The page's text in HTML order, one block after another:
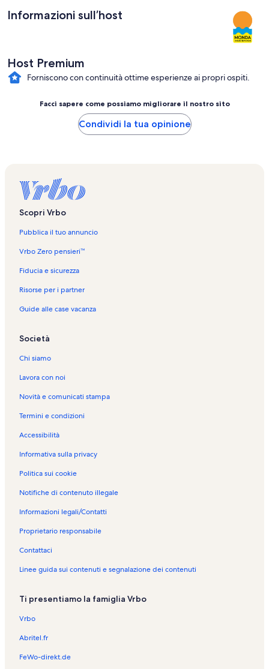
Informazioni sull’host
Host Premium
Forniscono con continuità ottime esperienze ai propri ospiti.
Facci sapere come possiamo migliorare il nostro sito
Condividi la tua opinione
Scopri Vrbo
Pubblica il tuo annuncio
Vrbo Zero pensieri™
Fiducia e sicurezza
Risorse per i partner
Guide alle case vacanza
Società
Chi siamo
Lavora con noi
Novità e comunicati stampa
Termini e condizioni
Accessibilità
Informativa sulla privacy
Politica sui cookie
Notifiche di contenuto illegale
Informazioni legali/Contatti
Proprietario responsabile
Contattaci
Linee guida sui contenuti e segnalazione dei contenuti
Ti presentiamo la famiglia Vrbo
Vrbo
Abritel.fr
FeWo-direkt.de